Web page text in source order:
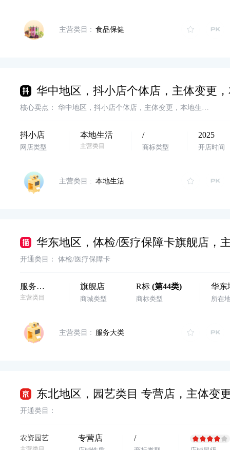
主营类目 : 食品保健
核心卖点： 华中地区，抖小店个体店，主体变更，本地生活，卖家诚心出售，欢迎滴滴客服
抖小店
网店类型
本地生活
主营类目
/
商标类型
2025
开店时间
主营类目 : 本地生活
开通类目： 体检/医疗保障卡
服务大类
主营类目
旗舰店
商城类型
R标 (第44类)
商标类型
华东
所在
主营类目 : 服务大类
开通类目：
农资园艺 专营店 /